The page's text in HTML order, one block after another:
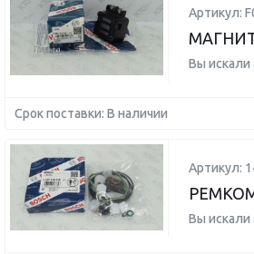
Артикул:
Вы искали
Срок поставки: В наличии
Артикул:
Вы искали